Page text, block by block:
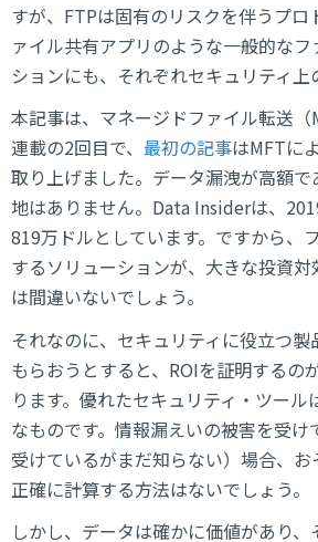
すが、FTPは固有のリスクを伴うプロ
ァイル共有アプリのような一般的な
ションにも、それぞれセキュリティ上
本記事は、マネージドファイル転送（
連載の2回目で、 最初の記事はMFTに
取り上げました。データ漏洩が高額
地はありません。Data Insiderは、
819万ドルとしています。ですから、
するソリューションが、大きな投資対
は間違いないでしょう。
それなのに、セキュリティに役立つ
もらおうとすると、ROIを証明するの
ります。優れたセキュリティ・ツー
なものです。情報漏えいの被害を受け
受けているがまだ知らない）場合、
正確に計算する方法はないでしょう。
しかし、データは確かに価値があり